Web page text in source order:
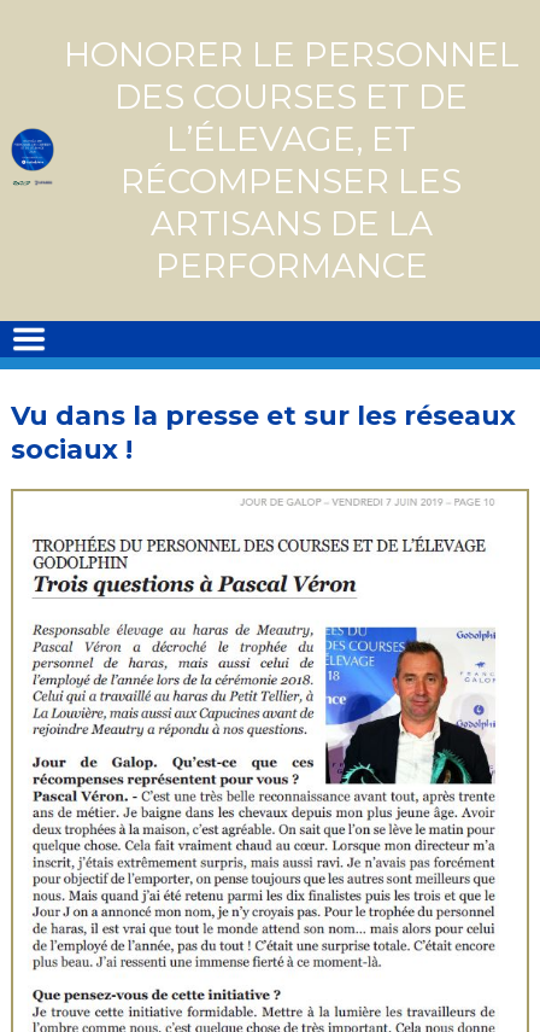
HONORER LE PERSONNEL
DES COURSES ET DE
L’ÉLEVAGE, ET
RÉCOMPENSER LES
ARTISANS DE LA
PERFORMANCE
Vu dans la presse et sur les réseaux
sociaux !